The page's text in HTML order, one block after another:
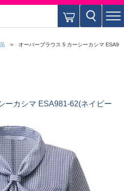
オーバーブラウス 5 カーシーカシマ
ーカシマ ESA981-62(ネイビー